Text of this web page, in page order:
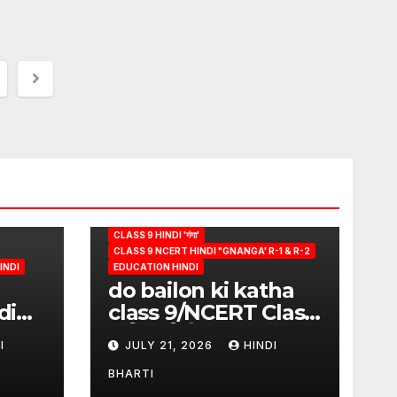
CLASS 9 HINDI 'गंगा'
CLASS 9 NCERT HINDI "GNANGA' R-1 & R-2
EDUCATION HINDI
do bailon ki katha
class 9/NCERT Class
9 विषय-हिंदी (पुस्तक-गंगा)
JULY 21, 2026 HINDI
BHARTI